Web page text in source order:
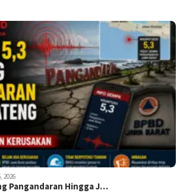
2026
Pangandaran Hingga J…